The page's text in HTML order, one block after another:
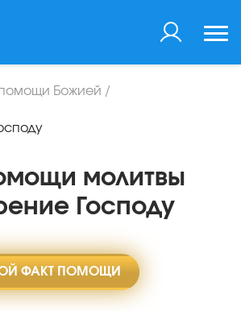
Божией /
молитвы
Господу
ФАКТ ПОМОЩИ